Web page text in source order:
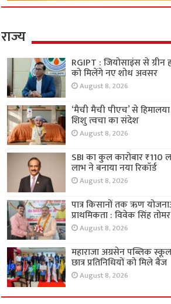
राज्य
RGIPT : जियोसाइंस से ग्रीन
को मिलेंगे नए शोध अवसर
August 8, 2026
‘मैची मैची पीएच’ से
शिशु त्वचा का संदेश
August 8, 2026
SBI का कुल कारोबार ₹110
लाभ ने बनाया नया रिकॉर्ड
August 8, 2026
पात्र किसानों तक ऋण
प्राथमिकता : विवेक सिंह तोमर
August 8, 2026
महाराजा अग्रसेन पब्लिक
छात्र प्रतिनिधियों को मिले बैज
August 8, 2026